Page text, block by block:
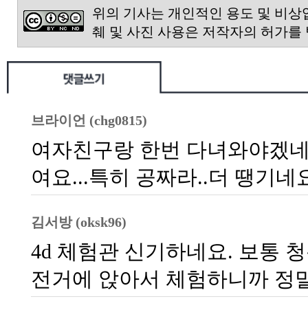
위의 기사는 개인적인 용도 및 비
췌 및 사진 사용은 저작자의 허가를
브라이언 (chg0815)
여자친구랑 한번 다녀와야겠
여요...특히 공짜라..더 땡기네
김서방 (oksk96)
4d 체험관 신기하네요. 보통
전거에 앉아서 체험하니까 정